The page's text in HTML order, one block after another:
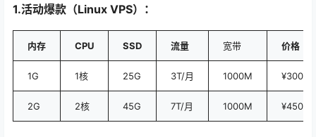
1.活动爆款（Linux VPS）：
内存 CPU SSD 流量 宽带 价格
1G 1核 25G 3T/月 1000M ¥300/年
2G 2核 45G 7T/月 1000M ¥450/年